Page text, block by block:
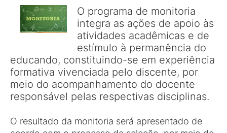
O programa de monitoria
integra as ações de apoio às
atividades acadêmicas e de
estímulo à permanência do
educando, constituindo-se em experiência
formativa vivenciada pelo discente, por
meio do acompanhamento do docente
responsável pelas respectivas disciplinas.
O resultado da monitoria será apresentado de